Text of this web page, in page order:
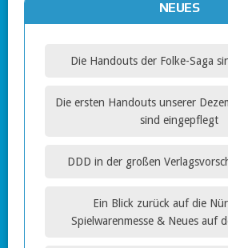
NEUES
Die Handouts der Folke-Saga
Die ersten Handouts unserer
sind eingepflegt
DDD in der großen
Ein Blick zurück auf die
Spielwarenmesse & Neues auf